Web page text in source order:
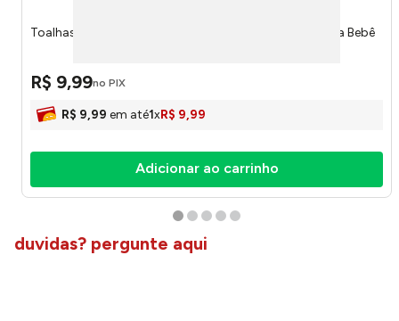
Toalhas Umedecidas Sem Alcool 140 Unidades 4 - Upa Bebê
R$ 9,99no PIX
R$ 9,99 em até1xR$ 9,99
Adicionar ao carrinho
duvidas? pergunte aqui